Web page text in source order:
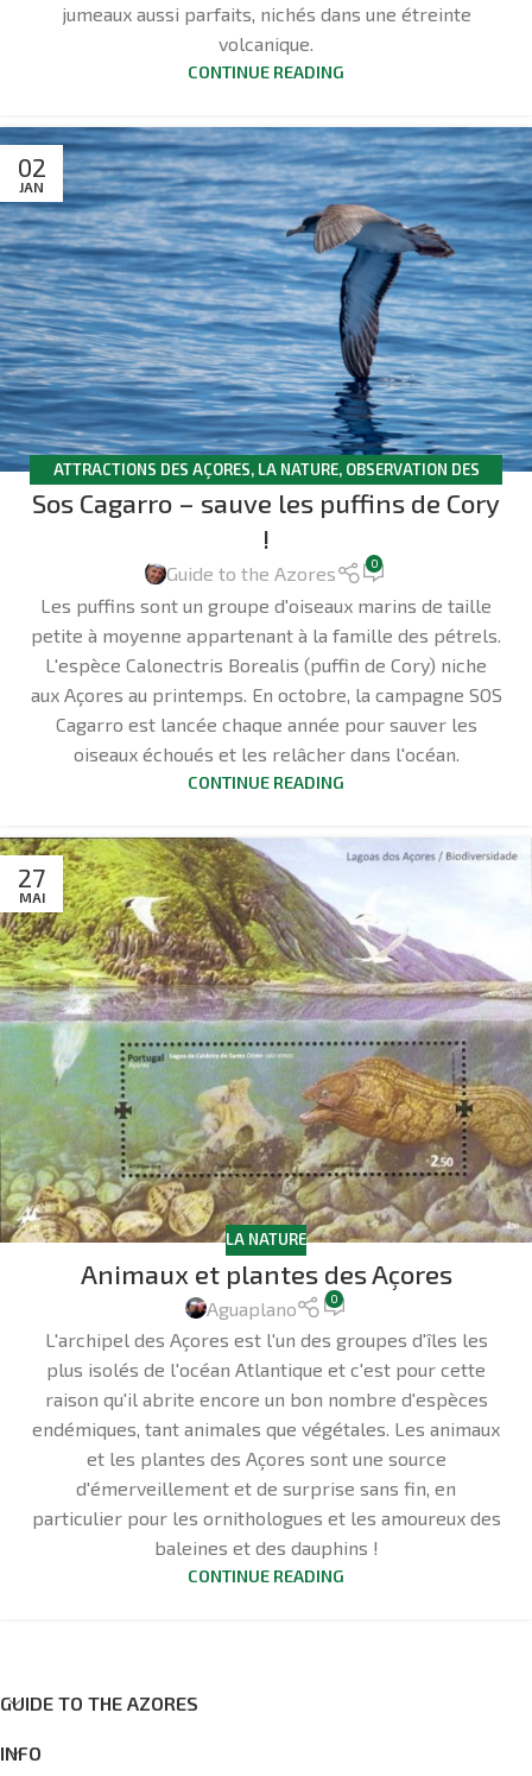
jumeaux aussi parfaits, nichés dans une étreinte
volcanique.
CONTINUE READING
02
JAN
ATTRACTIONS DES AÇORES, LA NATURE, OBSERVATION DES
OISEAUX
Sos Cagarro – sauve les puffins de Cory
!
Guide to the Azores 0
Les puffins sont un groupe d'oiseaux marins de taille
petite à moyenne appartenant à la famille des pétrels.
L'espèce Calonectris Borealis (puffin de Cory) niche
aux Açores au printemps. En octobre, la campagne SOS
Cagarro est lancée chaque année pour sauver les
oiseaux échoués et les relâcher dans l'océan.
CONTINUE READING
27
MAI
LA NATURE
Animaux et plantes des Açores
Aguaplano 0
L'archipel des Açores est l'un des groupes d'îles les
plus isolés de l'océan Atlantique et c'est pour cette
raison qu'il abrite encore un bon nombre d'espèces
endémiques, tant animales que végétales. Les animaux
et les plantes des Açores sont une source
d'émerveillement et de surprise sans fin, en
particulier pour les ornithologues et les amoureux des
baleines et des dauphins !
CONTINUE READING
GUIDE TO THE AZORES
INFO